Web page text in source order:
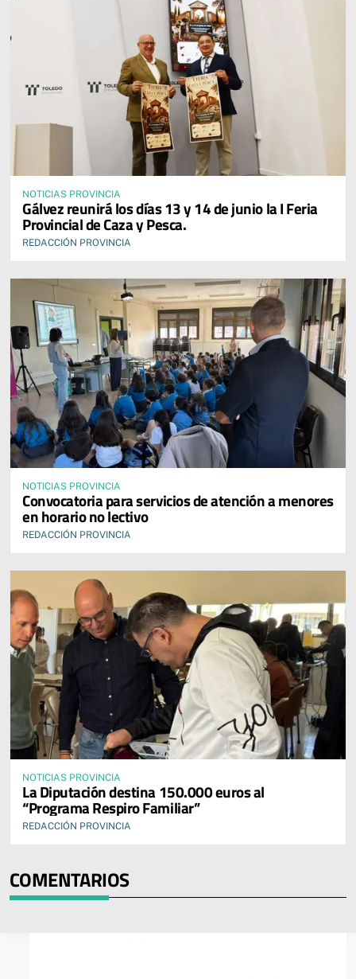
NOTICIAS PROVINCIA
Gálvez reunirá los días 13 y 14 de junio la I Feria
Provincial de Caza y Pesca.
REDACCIÓN PROVINCIA
NOTICIAS PROVINCIA
Convocatoria para servicios de atención a menores
en horario no lectivo
REDACCIÓN PROVINCIA
NOTICIAS PROVINCIA
La Diputación destina 150.000 euros al
“Programa Respiro Familiar”
REDACCIÓN PROVINCIA
COMENTARIOS